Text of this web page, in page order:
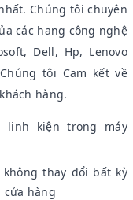
Chúng tôi chuyên
các hang công nghệ
Dell, Hp, Lenovo
tôi Cam kết về
hàng.
kiện trong máy
thay đổi bất kỳ
cửa hàng